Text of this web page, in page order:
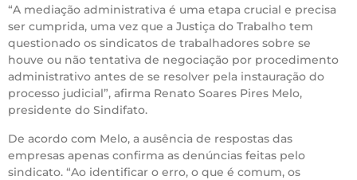
“A mediação administrativa é uma etapa crucial e precisa
ser cumprida, uma vez que a Justiça do Trabalho tem
questionado os sindicatos de trabalhadores sobre se
houve ou não tentativa de negociação por procedimento
administrativo antes de se resolver pela instauração do
processo judicial”, afirma Renato Soares Pires Melo,
presidente do Sindifato.
De acordo com Melo, a ausência de respostas das
empresas apenas confirma as denúncias feitas pelo
sindicato. “Ao identificar o erro, o que é comum, os